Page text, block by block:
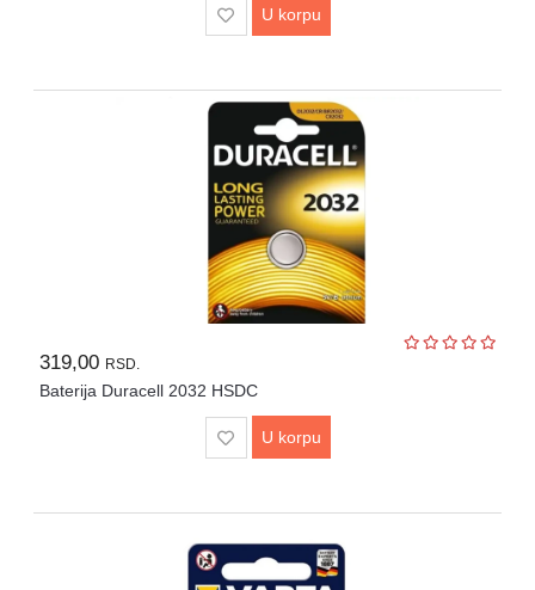
U korpu
319,00 RSD.
Baterija Duracell 2032 HSDC
U korpu